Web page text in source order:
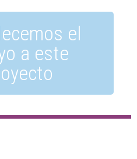
el
a este